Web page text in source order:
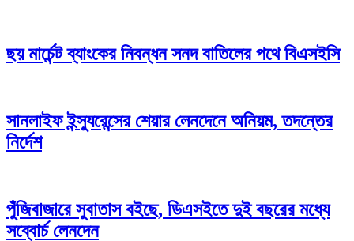
ছয় মার্চেন্ট ব্যাংকের নিবন্ধন সনদ বাতিলের পথে বিএসইসি
সানলাইফ ইন্স্যুরেন্সের শেয়ার লেনদেনে অনিয়ম, তদন্তের
নির্দেশ
পুঁজিবাজারে সুবাতাস বইছে, ডিএসইতে দুই বছরের মধ্যে
সব্বোর্চ লেনদেন